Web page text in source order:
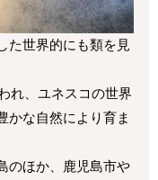
た世界的にも類を見
れ、ユネスコの世界
かな自然により育ま
のほか、鹿児島市や